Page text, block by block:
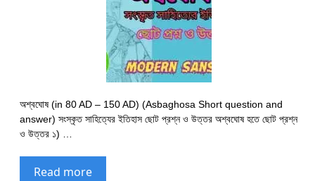
অশ্বঘোষ (in 80 AD – 150 AD) (Asbaghosa Short question and
answer) সংস্কৃত সাহিত্যের ইতিহাস ছোট প্রশ্ন ও উত্তর অশ্বঘোষ হতে ছোট প্রশ্ন
ও উত্তর ১) …
Read more